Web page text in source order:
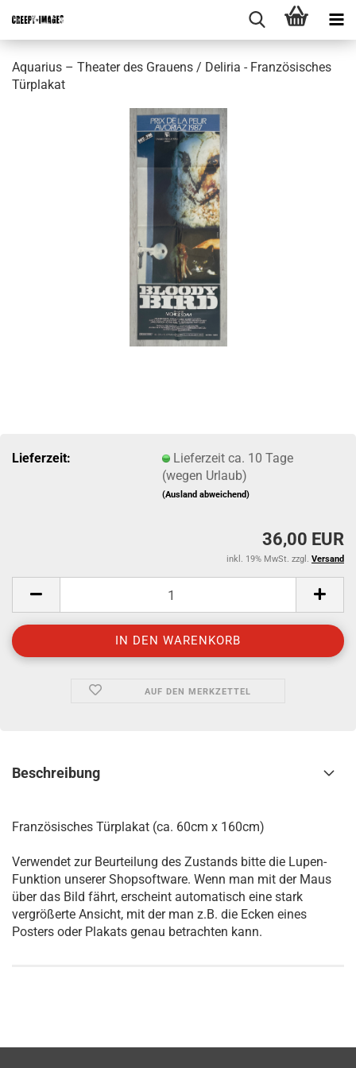
Aquarius – Theater des Grauens / Deliria - Französisches
Türplakat
Lieferzeit:
Lieferzeit ca. 10 Tage
(wegen Urlaub)
(Ausland abweichend)
36,00 EUR
inkl. 19% MwSt. zzgl. Versand
AUF DEN MERKZETTEL
Beschreibung
Französisches Türplakat (ca. 60cm x 160cm)
Verwendet zur Beurteilung des Zustands bitte die Lupen-
Funktion unserer Shopsoftware. Wenn man mit der Maus
über das Bild fährt, erscheint automatisch eine stark
vergrößerte Ansicht, mit der man z.B. die Ecken eines
Posters oder Plakats genau betrachten kann.